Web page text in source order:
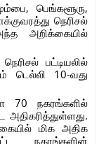
பெங்களூரு,
நெரிசல்
அறிக்கையில்
பட்டியலில்
டெல்லி 10-வது
70 நகரங்களில்
மிக அதிக
நகரங்களின்